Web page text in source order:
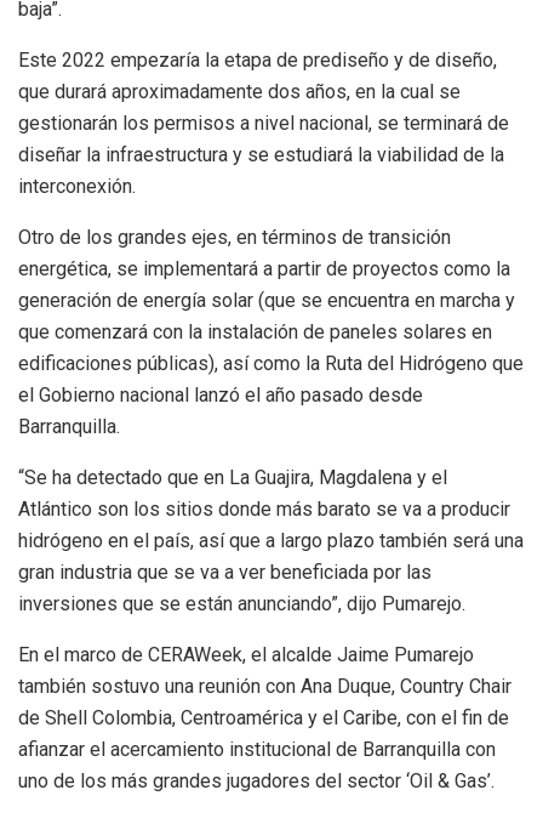
baja”.
Este 2022 empezaría la etapa de prediseño y de diseño,
que durará aproximadamente dos años, en la cual se
gestionarán los permisos a nivel nacional, se terminará de
diseñar la infraestructura y se estudiará la viabilidad de la
interconexión.
Otro de los grandes ejes, en términos de transición
energética, se implementará a partir de proyectos como la
generación de energía solar (que se encuentra en marcha y
que comenzará con la instalación de paneles solares en
edificaciones públicas), así como la Ruta del Hidrógeno que
el Gobierno nacional lanzó el año pasado desde
Barranquilla.
“Se ha detectado que en La Guajira, Magdalena y el
Atlántico son los sitios donde más barato se va a producir
hidrógeno en el país, así que a largo plazo también será una
gran industria que se va a ver beneficiada por las
inversiones que se están anunciando”, dijo Pumarejo.
En el marco de CERAWeek, el alcalde Jaime Pumarejo
también sostuvo una reunión con Ana Duque, Country Chair
de Shell Colombia, Centroamérica y el Caribe, con el fin de
afianzar el acercamiento institucional de Barranquilla con
uno de los más grandes jugadores del sector ‘Oil & Gas’.